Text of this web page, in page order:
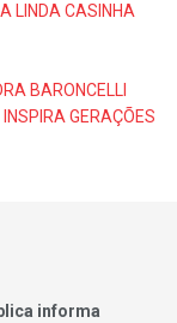
LINDA CASINHA
BARONCELLI
GERAÇÕES
informa